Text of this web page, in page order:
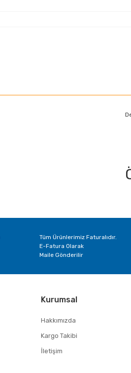
Tüm Ürünlerimiz Faturalıdır.
E-Fatura Olarak
Maile Gönderilir
Kurumsal
Hakkımızda
Kargo Takibi
İletişim